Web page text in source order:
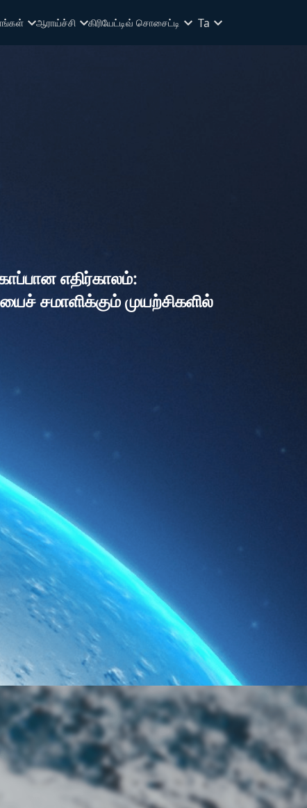
ஆராய்ச்சி கிரியேட்டிவ் சொசைட்டி Ta
எதிர்காலம்:
சமாளிக்கும் முயற்சிகளில்